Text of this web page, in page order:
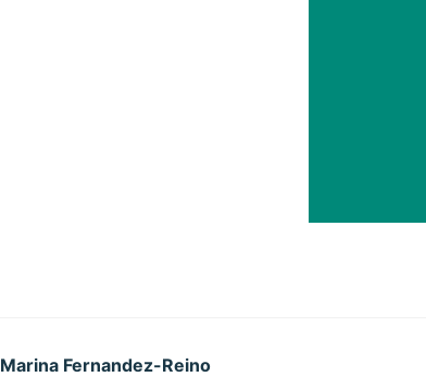
Marina Fernandez-Reino